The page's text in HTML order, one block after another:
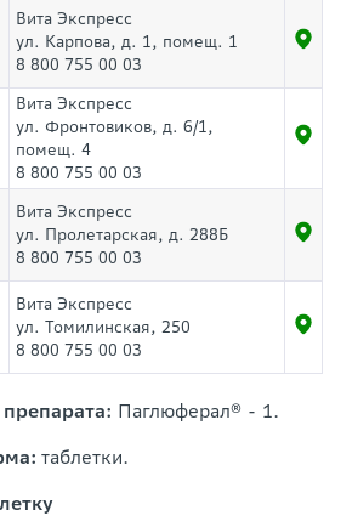
Вита Экспресс
ул. Карпова, д. 1, помещ. 1
8 800 755 00 03
Вита Экспресс
ул. Фронтовиков, д. 6/1,
помещ. 4
8 800 755 00 03
Вита Экспресс
ул. Пролетарская, д. 288Б
8 800 755 00 03
Вита Экспресс
ул. Томилинская, 250
8 800 755 00 03
Паглюферал® - 1.
таблетки.